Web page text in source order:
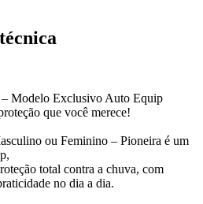
Modelo Exclusivo Auto Equip
que você merece!
ou Feminino – Pioneira é um
total contra a chuva, com
no dia a dia.